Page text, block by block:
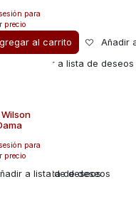
deseos
Añadir a lista de deseos
para
precio
al carrito Añadir
Añadir a lista de deseos
para
precio
a lista de deseos